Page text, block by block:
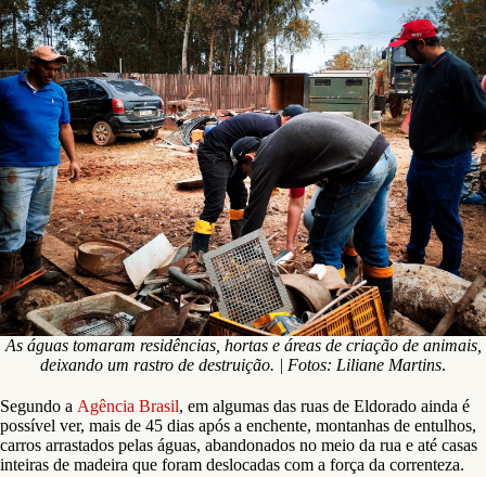
As águas tomaram residências, hortas e áreas de criação de animais,
deixando um rastro de destruição. | Fotos: Liliane Martins.
Segundo a Agência Brasil, em algumas das ruas de Eldorado ainda é
possível ver, mais de 45 dias após a enchente, montanhas de entulhos,
carros arrastados pelas águas, abandonados no meio da rua e até casas
inteiras de madeira que foram deslocadas com a força da correnteza.